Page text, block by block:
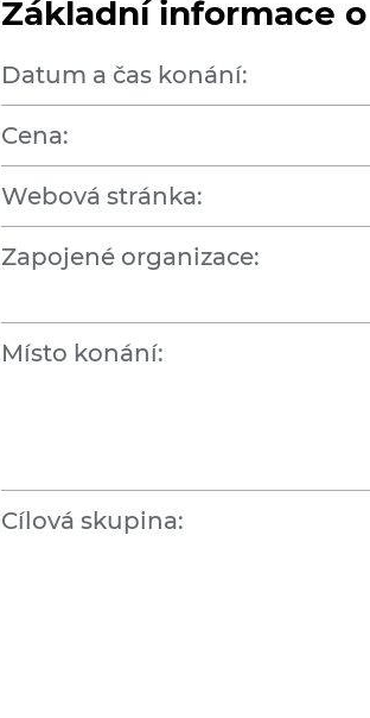
Základní informace
Datum a čas konání:
Cena:
Webová stránka:
Zapojené organizace:
Místo konání:
Cílová skupina: